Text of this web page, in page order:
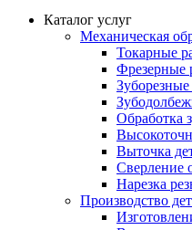
Каталог услуг
Механическая
Токарные
Фрезерные
Обработка
Выточка
Сверление
Нарезка
Производство